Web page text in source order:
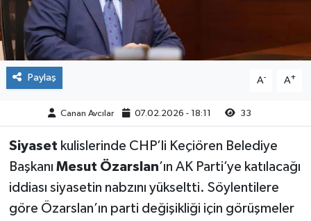
Paylaş A- A+
Canan Avcılar 07.02.2026 - 18:11 33
Siyaset kulislerinde CHP’li Keçiören Belediye
Başkanı Mesut Özarslan’ın AK Parti’ye katılacağı
iddiası siyasetin nabzını yükseltti. Söylentilere
göre Özarslan’ın parti değişikliği için görüşmeler